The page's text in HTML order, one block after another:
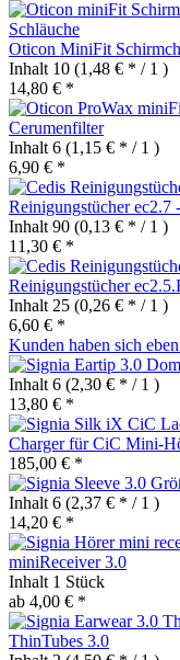
Oticon MiniFit
Inhalt 10 (1,48 € * / 1 )
14,80 € *
Cerumenfilter
Inhalt 6 (1,15 € * / 1 )
6,90 € *
Reinigungstücher ec2.7
Inhalt 90 (0,13 € * / 1 )
11,30 € *
Reinigungstücher
Inhalt 25 (0,26 € * / 1 )
6,60 € *
Kunden haben sich
Inhalt 6 (2,30 € * / 1 )
13,80 € *
Charger für CiC Mini-
185,00 € *
Inhalt 6 (2,37 € * / 1 )
14,20 € *
miniReceiver 3.0
Inhalt 1 Stück
ab 4,00 € *
ThinTubes 3.0